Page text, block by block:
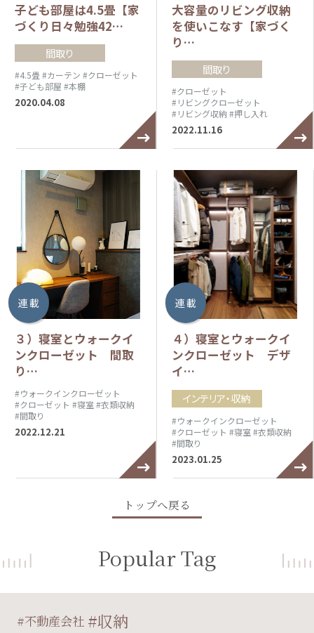
子ども部屋は4.5畳【家
づくり日々勉強42…
間取り
#4.5畳 #カーテン #クローゼット
#子ども部屋 #本棚
2020.04.08
大容量のリビング収納
を使いこなす【家づく
り…
間取り
#クローゼット
#リビングクローゼット
#リビング収納 #押し入れ
2022.11.16
連 載
３）寝室とウォークイ
ンクローゼット 間取
り…
#ウォークインクローゼット
#クローゼット #寝室 #衣類収納
#間取り
2022.12.21
連 載
４）寝室とウォークイ
ンクローゼット デザ
イ…
インテリア・収納
#ウォークインクローゼット
#クローゼット #寝室 #衣類収納
#間取り
2023.01.25
トップへ戻る
Popular Tag
不動産会社 収納